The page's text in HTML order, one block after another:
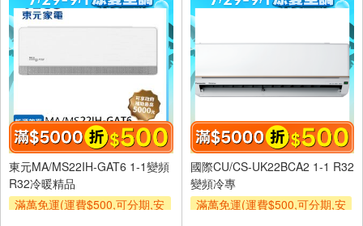
東元MA/MS22IH-GAT6 1-1變頻
R32冷暖精品
滿萬免運(運費$500,可分期,安
國際CU/CS-UK22BCA2 1-1 R32
變頻冷專
滿萬免運(運費$500,可分期,安